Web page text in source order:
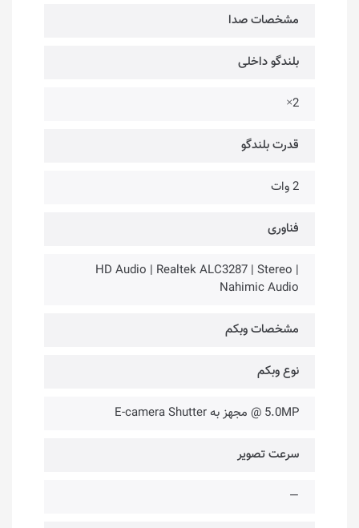
مشخصات صدا
بلندگو داخلی
2×
قدرت بلندگو
2 وات
فناوری‌
HD Audio | Realtek ALC3287 | Stereo |
Nahimic Audio
مشخصات وبکم
نوع وبکم
5.0MP @ مجهز به E-camera Shutter
سرعت تصویر
—